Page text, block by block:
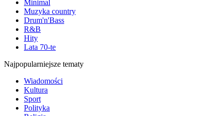
Minimal
Muzyka country
Drum'n'Bass
R&B
Hity
Lata 70-te
Najpopularniejsze tematy
Wiadomości
Kultura
Sport
Polityka